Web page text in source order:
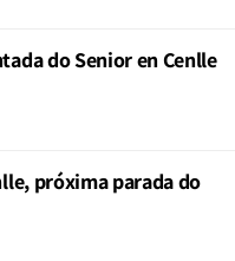
do Senior en Cenlle
próxima parada do